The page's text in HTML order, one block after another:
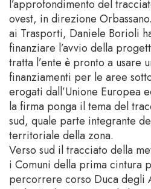
l’approfondimento del
ovest, in direzione
ai Trasporti, Daniele Borioli
finanziare l’avvio della
tratta l’ente è pronto a usare
finanziamenti per le aree
erogati dall’Unione Europea
la firma ponga il tema del
sud, quale parte integrante
territoriale della zona.
Verso sud il tracciato della
i Comuni della prima cintura
percorrere corso Duca degli